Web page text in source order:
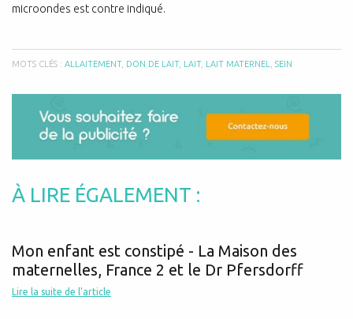
microondes est contre indiqué.
MOTS CLÉS : ALLAITEMENT, DON DE LAIT, LAIT, LAIT MATERNEL SEIN
À LIRE ÉGALEMENT :
Mon enfant est constipé - La Maison des
maternelles, France 2 et le Dr Pfersdorff
Lire la suite de l'article